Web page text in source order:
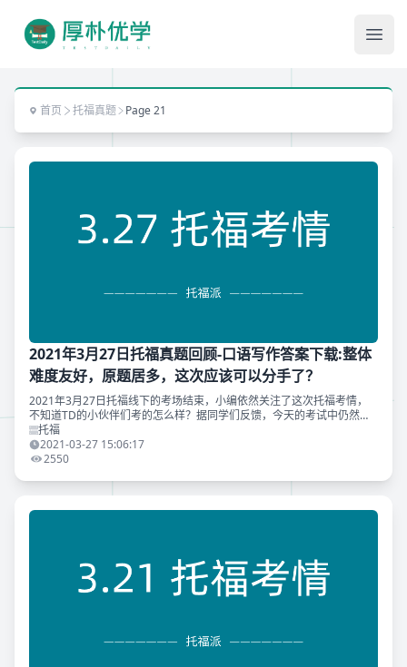
首页 托福真题 Page 21
2021年3月27日托福真题回顾-口语写作答案下载:整体
难度友好，原题居多，这次应该可以分手了？
2021年3月27日托福线下的考场结束，小编依然关注了这次托福考情，
不知道TD的小伙伴们考的怎么样？据同学们反馈，今天的考试中仍然出
现了部分的原题。 另外，TD原创出版物《托福写作120(第2版)》命中今
日托福下
托福
2021-03-27 15:06:17
2550